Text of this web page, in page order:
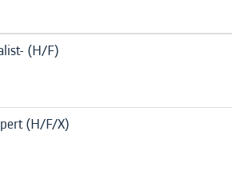
(H/F)
(H/F/X)